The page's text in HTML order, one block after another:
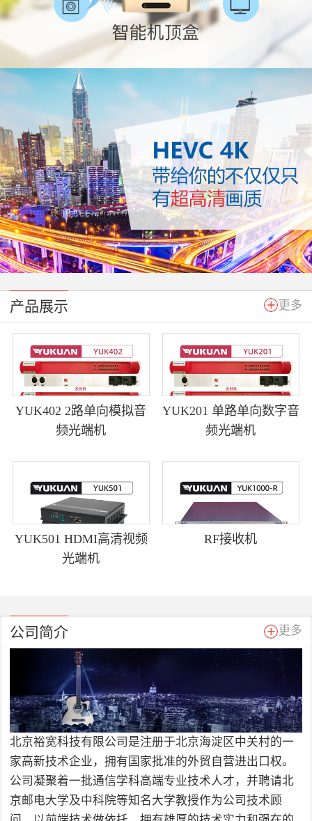
产品展示 更多
YUK402 2路单向模拟音
频光端机
YUK201 单路单向数字音
频光端机
YUK501 HDMI高清视频
光端机
RF接收机
公司简介 更多
北京裕宽科技有限公司是注册于北京海淀区中关村的一
家高新技术企业，拥有国家批准的外贸自营进出口权。
公司凝聚着一批通信学科高端专业技术人才，并聘请北
京邮电大学及中科院等知名大学教授作为公司技术顾